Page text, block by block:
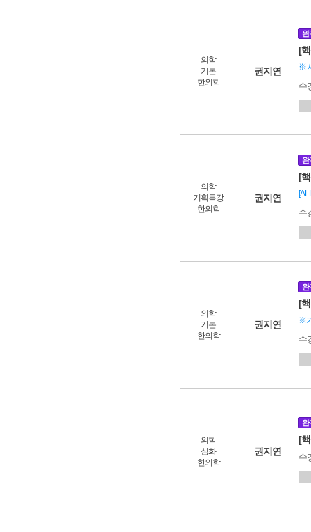
의학
기본
한의학
권지연
완
[
※
수
의학
기획특강
한의학
권지연
완
[
수
의학
기본
한의학
권지연
완
[
※
수
의학
심화
한의학
권지연
완
[
수